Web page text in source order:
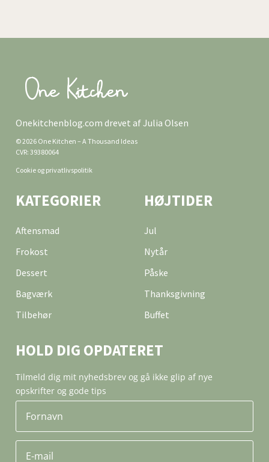
Onekitchenblog.com drevet af Julia Olsen
© 2026 One Kitchen – A Thousand Ideas
CVR: 39380064
Cookie og privatlivspolitik
KATEGORIER
Aftensmad
Frokost
Dessert
Bagværk
Tilbehør
HØJTIDER
Jul
Nytår
Påske
Thanksgivning
Buffet
HOLD DIG OPDATERET
Tilmeld dig mit nyhedsbrev og gå ikke glip af nye
opskrifter og gode tips